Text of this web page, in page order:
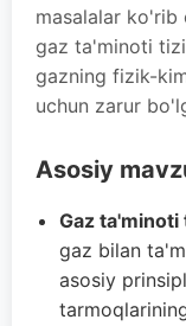
masalalar ko'rib
gaz ta'minoti
gazning fizik-
uchun zarur
Asosiy
Gaz
gaz bilan
asosiy